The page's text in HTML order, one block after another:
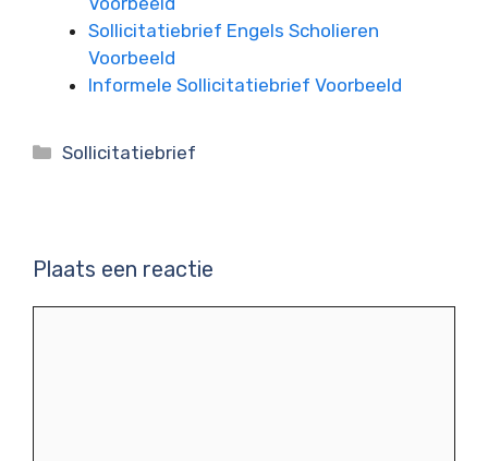
Sollicitatiebrief Engels Scholieren
Voorbeeld
Informele Sollicitatiebrief Voorbeeld
Categorieën
Sollicitatiebrief
Plaats een reactie